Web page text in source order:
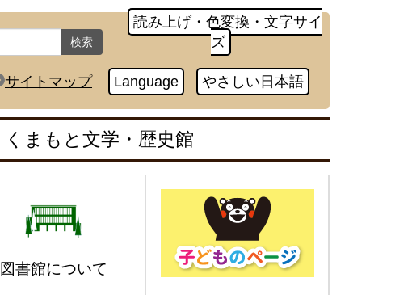
検索
読み上げ・色変換・文字サイ
ズ
サイトマップ Language やさしい日本語
くまもと文学・歴史館
図書館について